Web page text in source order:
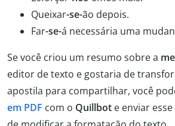
Queixar-se-ão depois.
Far-se-á necessária uma
Se você criou um resumo sobre a
editor de texto e gostaria de
apostila para compartilhar, você
em PDF com o Quillbot e enviar